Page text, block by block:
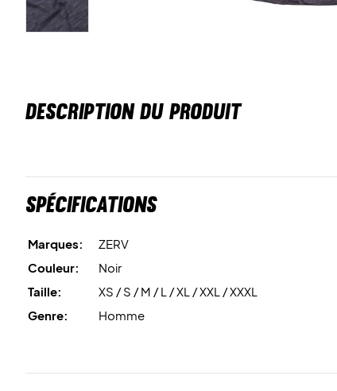
DESCRIPTION DU PRODUIT
Spécifications
Marques:
ZERV
Couleur:
Noir
Taille:
XS / S / M / L / XL / XXL / XXXL
Genre:
Homme